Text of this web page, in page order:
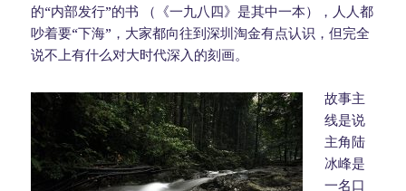
的“内部发行”的书 （《一九八四》是其中一本），人人都
吵着要“下海”，大家都向往到深圳淘金有点认识，但完全
说不上有什么对大时代深入的刻画。
故事主
线是说
主角陆
冰峰是
一名口